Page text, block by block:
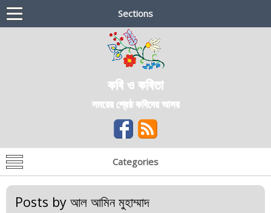
Sections
কবি ও কবিতা
সময়ের শ্রেষ্ঠ কবিদের আসর
Categories
Posts by আল আমিন মুহাম্মাদ